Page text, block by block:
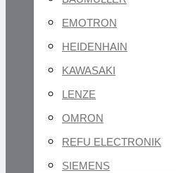
EMOTRON
HEIDENHAIN
KAWASAKI
LENZE
OMRON
REFU ELECTRONIK
SIEMENS